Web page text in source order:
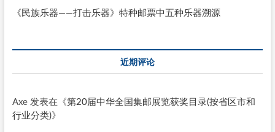
《民族乐器——打击乐器》特种邮票中五种乐器溯源
近期评论
Axe发表在《第20届中华全国集邮展览获奖目录(按省区市和
行业分类)》